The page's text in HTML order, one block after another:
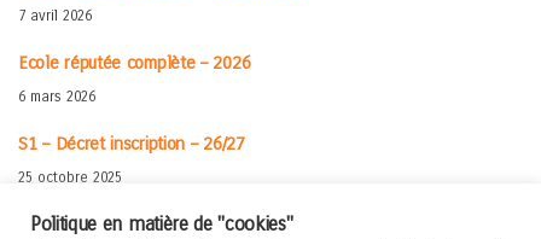
7 avril 2026
Ecole réputée complète – 2026
6 mars 2026
S1 – Décret inscription – 26/27
25 octobre 2025
Rentrée en 1re – Matériel – 25-26
Politique en matière de "cookies"